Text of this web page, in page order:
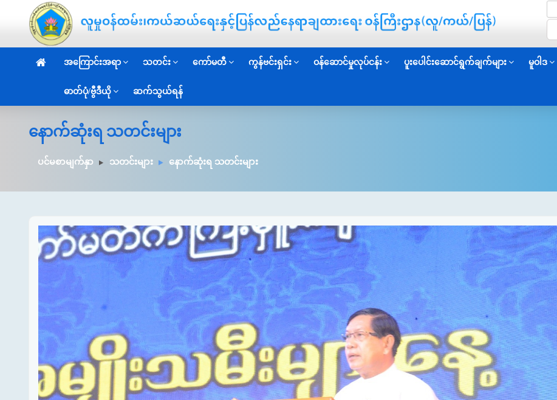
အကြောင်းအရာ သတင်း ကော်မတီ ကွန်ဗင်းရှင်း ဝန်ဆောင်မှုလုပ်ငန်း ပူးပေါင်းဆောင်ရွက်ချက်များ မူဝါဒ
ဓာတ်ပုံ/ဗွီဒီယို ဆက်သွယ်ရန်
နောက်ဆုံးရ သတင်းများ
ပင်မစာမျက်နှာ သတင်းများ နောက်ဆုံးရ သတင်းများ